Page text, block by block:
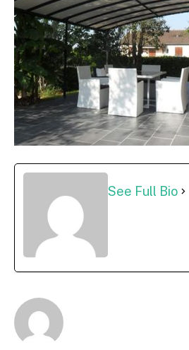
See Full Bio